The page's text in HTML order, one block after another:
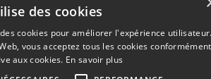
THIS ARTWORK
des cookies
cookies pour améliorer l'expérience
vous acceptez tous les cookies conformément
aux cookies. En savoir plus